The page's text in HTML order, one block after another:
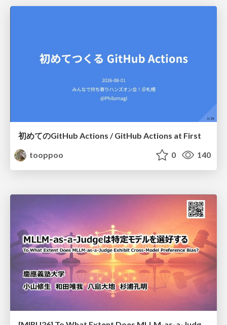
初めてのGitHub Actions / GitHub Actions at First
tooppoo
0 140